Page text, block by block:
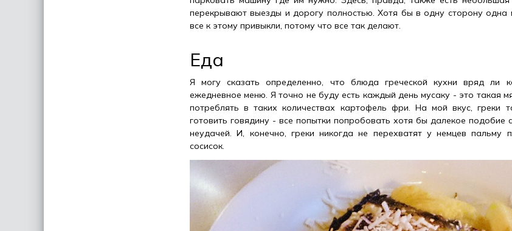
перекрывают выезды и дорогу полностью. Хотя бы в одну сторону
все к этому привыкли, потому что все так делают.
Еда
Я могу сказать определенно, что блюда греческой кухни вряд ли
ежедневное меню. Я точно не буду есть каждый день мусаку - это такая
потреблять в таких количествах картофель фри. На мой вкус, греки
готовить говядину - все попытки попробовать хотя бы далекое подобие
неудачей. И, конечно, греки никогда не перехватят у немцев пальму
сосисок.